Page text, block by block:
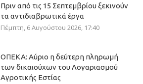
Πριν από τις 15 Σεπτεμβρίου ξεκινούν
τα αντιδιαβρωτικά έργα
Πέμπτη, 6 Αυγούστου 2026, 17:40
ΟΠΕΚΑ: Αύριο η δεύτερη πληρωμή
των δικαιούχων του Λογαριασμού
Αγροτικής Εστίας